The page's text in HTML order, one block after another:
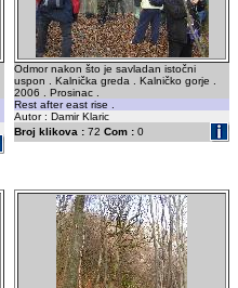
Odmor nakon što je savladan istočni
uspon . Kalnička greda . Kalničko gorje .
2006 . Prosinac .
Rest after east rise .
Autor : Damir Klaric
Broj klikova : 72 Com : 0